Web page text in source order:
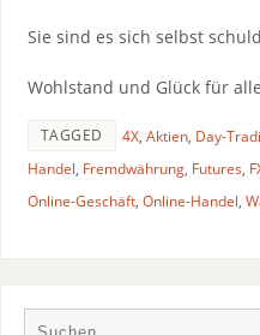
Sie sind es sich selbst
Wohlstand und Glück für
TAGGED 4X, Aktien, Day-
Handel, Fremdwährung, Futures,
Online-Geschäft, Online-Handel,